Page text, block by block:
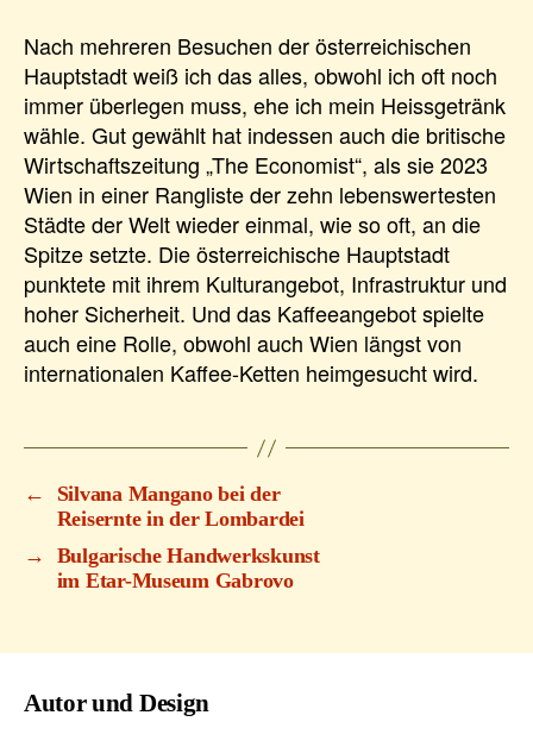
Nach mehreren Besuchen der österreichischen
Hauptstadt weiß ich das alles, obwohl ich oft noch
immer überlegen muss, ehe ich mein Heissgetränk
wähle. Gut gewählt hat indessen auch die britische
Wirtschaftszeitung „The Economist“, als sie 2023
Wien in einer Rangliste der zehn lebenswertesten
Städte der Welt wieder einmal, wie so oft, an die
Spitze setzte. Die österreichische Hauptstadt
punktete mit ihrem Kulturangebot, Infrastruktur und
hoher Sicherheit. Und das Kaffeeangebot spielte
auch eine Rolle, obwohl auch Wien längst von
internationalen Kaffee-Ketten heimgesucht wird.
←
Silvana Mangano bei der
Reisernte in der Lombardei
→
Bulgarische Handwerkskunst
im Etar-Museum Gabrovo
Autor und Design